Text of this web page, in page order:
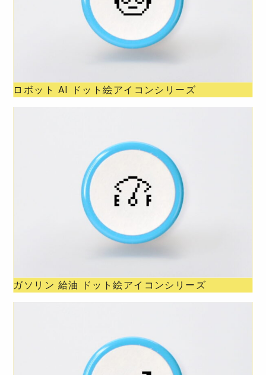
ロボット AI ドット絵アイコンシリーズ
ガソリン 給油 ドット絵アイコンシリーズ